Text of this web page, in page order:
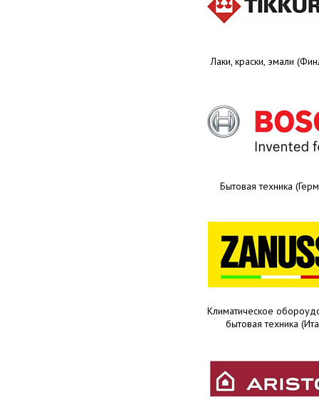
Лаки, краски, эмали
Бытовая техника
Климатическое
бытовая техника